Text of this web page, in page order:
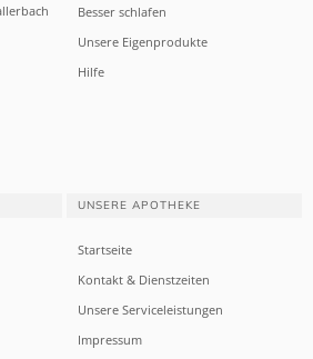
Besser schlafen
Unsere Eigenprodukte
Hilfe
UNSERE APOTHEKE
Startseite
Kontakt & Dienstzeiten
Unsere Serviceleistungen
Impressum